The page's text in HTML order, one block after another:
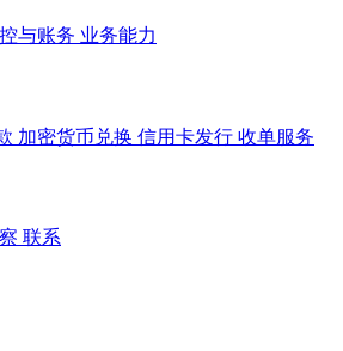
与账务 业务能力
加密货币兑换 信用卡发行 收单服务
联系